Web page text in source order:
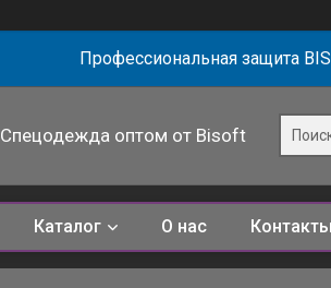
Профессиональная защита
Спецодежда оптом от Bisoft
Каталог О нас Контакты